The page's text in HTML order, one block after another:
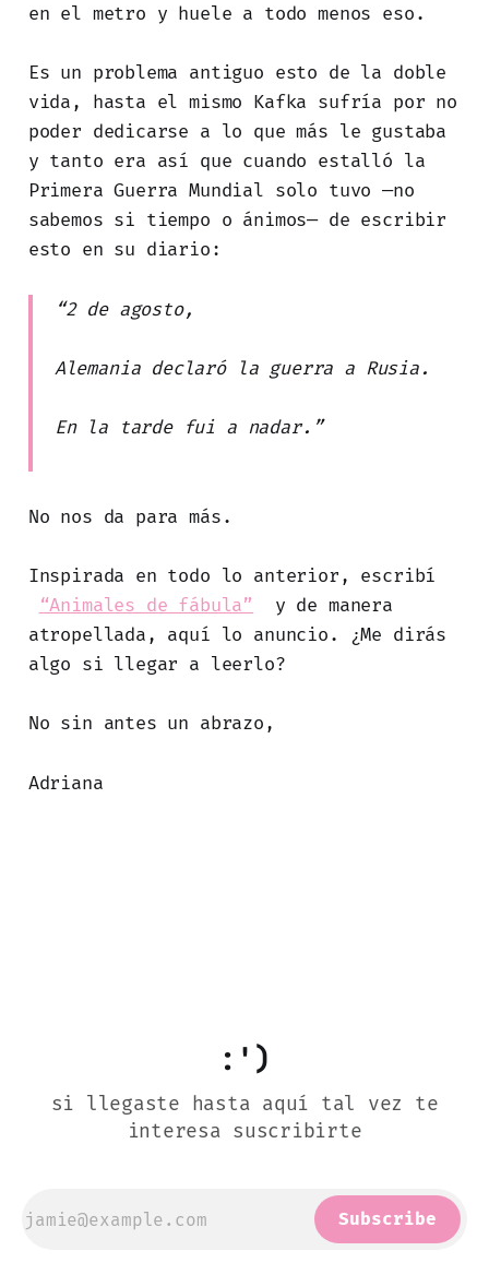
en el metro y huele a todo menos eso.
Es un problema antiguo esto de la doble
vida, hasta el mismo Kafka sufría por no
poder dedicarse a lo que más le gustaba
y tanto era así que cuando estalló la
Primera Guerra Mundial solo tuvo —no
sabemos si tiempo o ánimos— de escribir
esto en su diario:
“2 de agosto,
Alemania declaró la guerra a Rusia.
En la tarde fui a nadar.”
No nos da para más.
Inspirada en todo lo anterior, escribí
“Animales de fábula” y de manera
atropellada, aquí lo anuncio. ¿Me dirás
algo si llegar a leerlo?
No sin antes un abrazo,
Adriana
:')
si llegaste hasta aquí tal vez te
interesa suscribirte
Subscribe